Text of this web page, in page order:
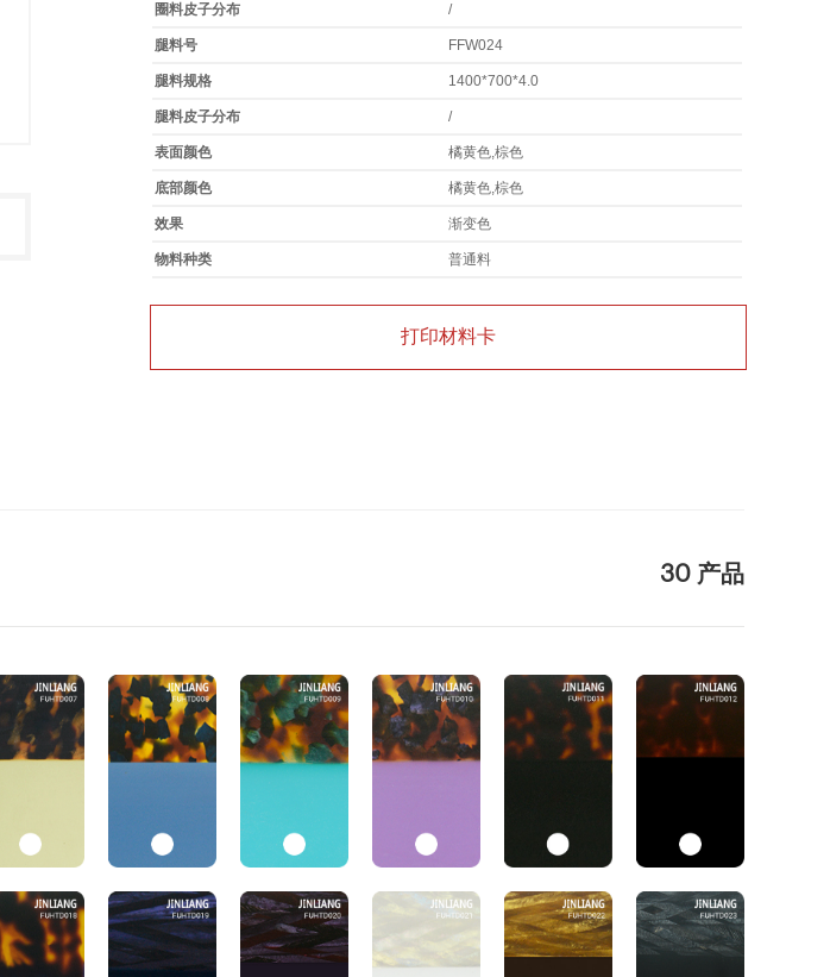
圈料皮子分布 /
腿料号 FFW024
腿料规格 1400*700*4.0
腿料皮子分布 /
表面颜色 橘黄色,棕色
底部颜色 橘黄色,棕色
效果 渐变色
物料种类 普通料
打印材料卡
30 产品